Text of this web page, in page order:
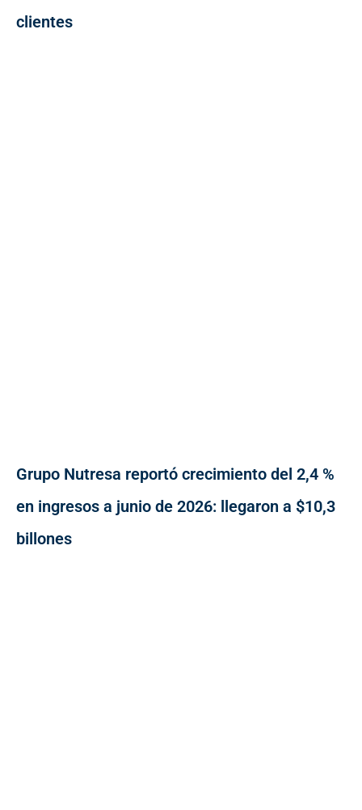
clientes
Grupo Nutresa reportó crecimiento del 2,4 %
en ingresos a junio de 2026: llegaron a $10,3
billones